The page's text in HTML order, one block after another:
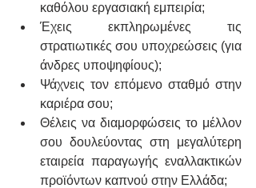
καθόλου εργασιακή εμπειρία;
Έχεις εκπληρωμένες τις
στρατιωτικές σου υποχρεώσεις (για
άνδρες υποψηφίους);
Ψάχνεις τον επόμενο σταθμό στην
καριέρα σου;
Θέλεις να διαμορφώσεις το μέλλον
σου δουλεύοντας στη μεγαλύτερη
εταιρεία παραγωγής εναλλακτικών
προϊόντων καπνού στην Ελλάδα;